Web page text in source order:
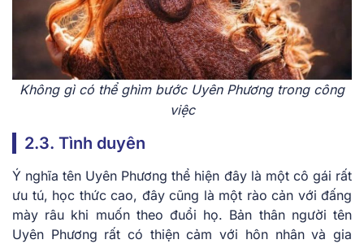
Không gì có thể ghìm bước Uyên Phương trong công
việc
2.3. Tình duyên
Ý nghĩa tên Uyên Phương thể hiện đây là một cô gái rất
ưu tú, học thức cao, đây cũng là một rào cản với đấng
mày râu khi muốn theo đuổi họ. Bản thân người tên
Uyên Phương rất có thiện cảm với hôn nhân và gia